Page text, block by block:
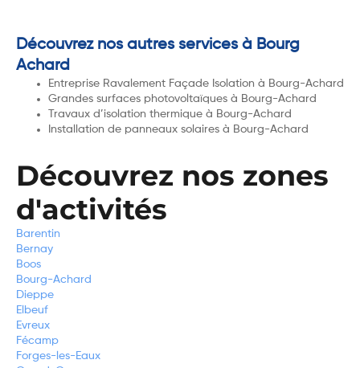
Découvrez nos autres services à Bourg
Achard
Entreprise Ravalement Façade Isolation à Bourg-Achard
Grandes surfaces photovoltaïques à Bourg-Achard
Travaux d’isolation thermique à Bourg-Achard
Installation de panneaux solaires à Bourg-Achard
Découvrez nos zones
d'activités
Barentin
Bernay
Boos
Bourg-Achard
Dieppe
Elbeuf
Evreux
Fécamp
Forges-les-Eaux